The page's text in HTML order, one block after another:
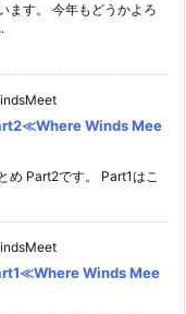
ます。 今年もどうかよろ
Winds Mee
め Part2です。 Part1はこ
Winds Mee